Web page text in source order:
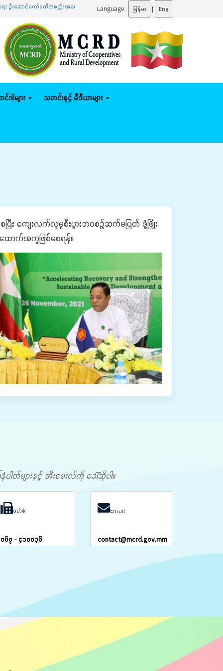
ဆောင်ကော်မတီအစည်းအဝေးသို့ တက်ရောက် .......ပြည်ထောင်စုဝန်ကြီး ဦးမျိုးဇော်သိမ်း နေပြည်တ
Language : မြန်မာ | Eng
ါများ သတင်းနှင့် မီဒီယာများ
ြီး ကျေးလက်လူမှုစီးပွားဘဝစဉ်ဆက်မပြတ် ဖွံ့ဖြိုး
ောက်အကူဖြစ်စေရန်။
တ်များနှင့် အီးမေးလ်ကို ခေါ်ဆိုပါ။
ဖက်စ်
၀၆၇ - ၄၁၀၀၃၆
Email
contact@mcrd.gov.mm